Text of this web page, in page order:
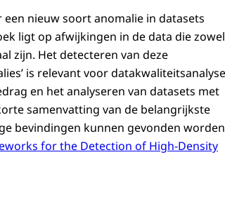
nieuw soort anomalie in datasets
ligt op afwijkingen in de data die zowel
zijn. Het detecteren van deze
is relevant voor
en het analyseren van datasets met
samenvatting van de belangrijkste
bevindingen kunnen gevonden worden
for the Detection of High-Density